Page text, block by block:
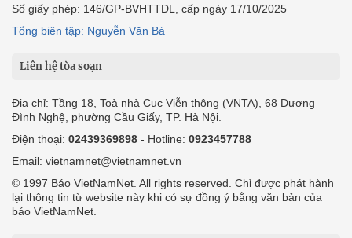
Số giấy phép: 146/GP-BVHTTDL, cấp ngày 17/10/2025
Tổng biên tập: Nguyễn Văn Bá
Liên hệ tòa soạn
Địa chỉ: Tầng 18, Toà nhà Cục Viễn thông (VNTA), 68 Dương
Đình Nghệ, phường Cầu Giấy, TP. Hà Nội.
Điện thoại: 02439369898 - Hotline: 0923457788
Email: vietnamnet@vietnamnet.vn
© 1997 Báo VietNamNet. All rights reserved. Chỉ được phát hành
lại thông tin từ website này khi có sự đồng ý bằng văn bản của
báo VietNamNet.